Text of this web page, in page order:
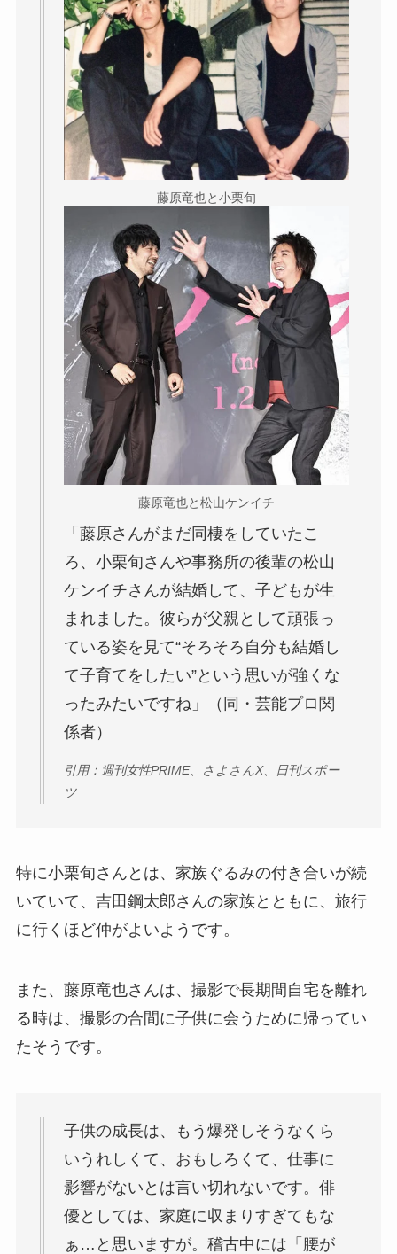
藤原竜也と小栗旬
藤原竜也と松山ケンイチ
「藤原さんがまだ同棲をしていたこ
ろ、小栗旬さんや事務所の後輩の松山
ケンイチさんが結婚して、子どもが生
まれました。彼らが父親として頑張っ
ている姿を見て“そろそろ自分も結婚し
て子育てをしたい”という思いが強くな
ったみたいですね」（同・芸能プロ関
係者）
引用：週刊女性PRIME、さよさんX、日刊スポー
ツ
特に小栗旬さんとは、家族ぐるみの付き合いが続
いていて、吉田鋼太郎さんの家族とともに、旅行
に行くほど仲がよいようです。
また、藤原竜也さんは、撮影で長期間自宅を離れ
る時は、撮影の合間に子供に会うために帰ってい
たそうです。
子供の成長は、もう爆発しそうなくら
いうれしくて、おもしろくて、仕事に
影響がないとは言い切れないです。俳
優としては、家庭に収まりすぎてもな
ぁ…と思いますが。稽古中には「腰が